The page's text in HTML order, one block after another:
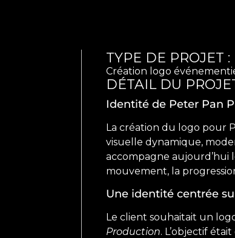
TYPE DE PROJET :
Création logo
DÉTAIL DU
Identité de Peter Pan
La création du logo pour
visuelle dynamique,
accompagne aujourd’hui
mouvement, la
Une identité centrée
Le client souhaitait un
Production. L’objectif